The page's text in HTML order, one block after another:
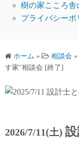
樹の家こころ舎
プライバシーポ
ホーム » 相談会 »
す家”相談会 [終了]
2026/7/11(土)